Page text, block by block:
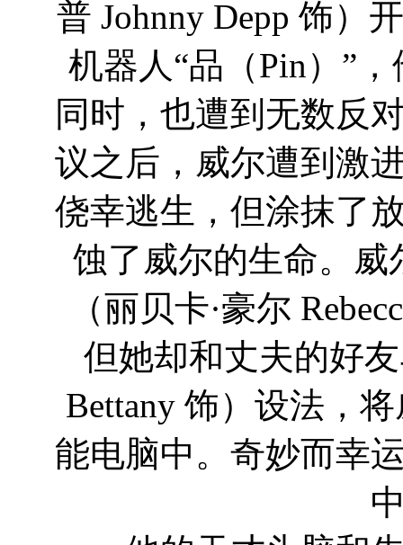
普 Johnny Depp 饰）
机器人“品（Pin）”
同时，也遭到无数反
议之后，威尔遭到激
侥幸逃生，但涂抹了
蚀了威尔的生命。
（丽贝卡·豪尔
但她却和丈夫的好
Bettany 饰）设法，
能电脑中。奇妙而幸